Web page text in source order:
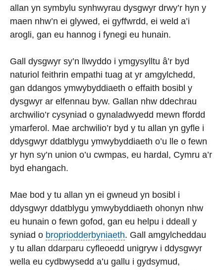
allan yn symbylu synhwyrau dysgwyr drwy’r hyn y
maen nhw’n ei glywed, ei gyffwrdd, ei weld a’i
arogli, gan eu hannog i fynegi eu hunain.
Gall dysgwyr sy’n llwyddo i ymgysylltu â’r byd
naturiol feithrin empathi tuag at yr amgylchedd,
gan ddangos ymwybyddiaeth o effaith bosibl y
dysgwyr ar elfennau byw. Gallan nhw ddechrau
archwilio’r cysyniad o gynaladwyedd mewn ffordd
ymarferol. Mae archwilio’r byd y tu allan yn gyfle i
ddysgwyr ddatblygu ymwybyddiaeth o’u lle o fewn
yr hyn sy’n union o’u cwmpas, eu hardal, Cymru a’r
byd ehangach.
Mae bod y tu allan yn ei gwneud yn bosibl i
ddysgwyr ddatblygu ymwybyddiaeth ohonyn nhw
eu hunain o fewn gofod, gan eu helpu i ddeall y
syniad o bropriodderbyniaeth. Gall amgylcheddau
y tu allan ddarparu cyfleoedd unigryw i ddysgwyr
wella eu cydbwysedd a’u gallu i gydsymud,